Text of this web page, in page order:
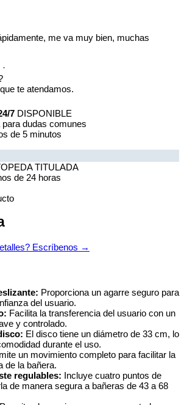
me va muy bien, muchas
·
te atendamos.
7 DISPONIBLE
dudas comunes
de 5 minutos
TITULADA
de 24 horas
Escríbenos →
Proporciona un agarre seguro para
del usuario.
Facilita la transferencia del usuario con un
y controlado.
El disco tiene un diámetro de 33 cm, lo
durante el uso.
un movimiento completo para facilitar la
de la bañera.
regulables: Incluye cuatro puntos de
de manera segura a bañeras de 43 a 68